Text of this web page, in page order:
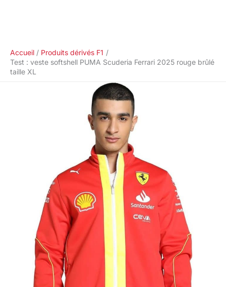
Accueil
Produits dérivés F1
Test : veste softshell PUMA Scuderia Ferrari 2025 rouge brûlé
taille XL